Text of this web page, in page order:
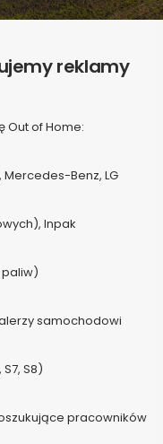
reklamy
Out of Home:
Mercedes-Benz, LG
Inpak
paliw)
samochodowi
S8)
pracowników